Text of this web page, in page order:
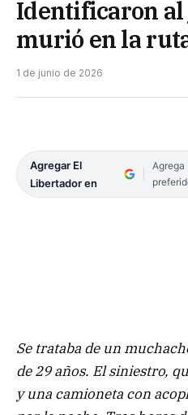
Identificaron al
murió en la
1 de junio de 2026
Agregar El
Libertador en
Agrega
Se trataba de un
de 29 años. El siniestro,
y una camioneta con